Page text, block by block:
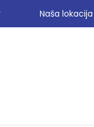
Naša lokacija